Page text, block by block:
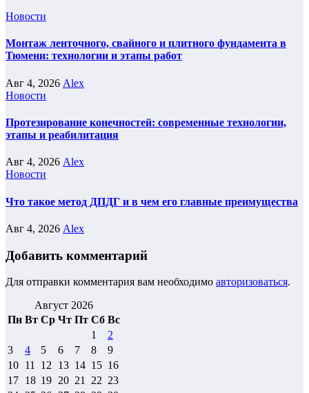
Новости
Монтаж ленточного, свайного и плитного фундамента в
Тюмени: технологии и этапы работ
Авг 4, 2026 Alex
Новости
Протезирование конечностей: современные технологии,
этапы и реабилитация
Авг 4, 2026 Alex
Новости
Что такое метод ДПДГ и в чем его главные преимущества
Авг 4, 2026 Alex
Добавить комментарий
Для отправки комментария вам необходимо авторизоваться.
Август 2026
Пн Вт Ср Чт Пт Сб Вс
1
2
3
4 5 6 7 8
9
10 11 12 13 14 15 16
17 18 19 20 21 22 23